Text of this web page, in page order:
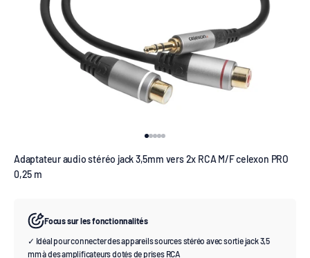
Adaptateur audio stéréo jack 3,5mm vers 2x RCA M/F celexon PRO
0,25 m
Focus sur les fonctionnalités
✓ Idéal pour connecter des appareils sources stéréo avec sortie jack 3,5
mm à des amplificateurs dotés de prises RCA